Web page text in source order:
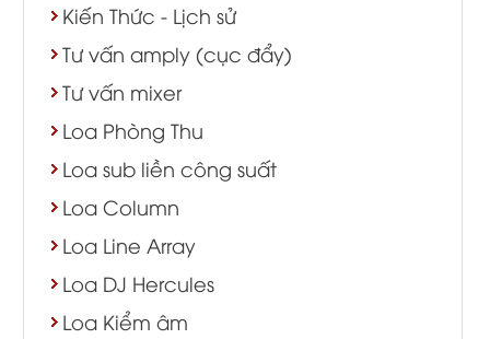
Kiến Thức - Lịch sử
Tư vấn amply (cục đẩy)
Tư vấn mixer
Loa Phòng Thu
Loa sub liền công suất
Loa Column
Loa Line Array
Loa DJ Hercules
Loa Kiểm âm